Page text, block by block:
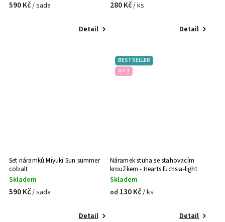
590 Kč/ sada
Detail
280 Kč/ ks
Detail
Set náramků Miyuki Sun summer
cobalt
Skladem
590 Kč/ sada
Detail
BESTSELLER
4 + 1
Náramek stuha se stahovacím
kroužkem - Hearts fuchsia-light
pink
Skladem
od 130 Kč/ ks
Detail